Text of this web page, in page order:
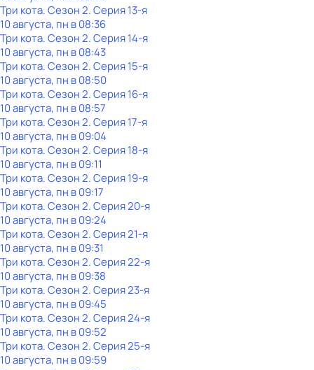
Три кота. Сезон 2. Серия 13-я
10 августа, пн в 08:36
Три кота. Сезон 2. Серия 14-я
10 августа, пн в 08:43
Три кота. Сезон 2. Серия 15-я
10 августа, пн в 08:50
Три кота. Сезон 2. Серия 16-я
10 августа, пн в 08:57
Три кота. Сезон 2. Серия 17-я
10 августа, пн в 09:04
Три кота. Сезон 2. Серия 18-я
10 августа, пн в 09:11
Три кота. Сезон 2. Серия 19-я
10 августа, пн в 09:17
Три кота. Сезон 2. Серия 20-я
10 августа, пн в 09:24
Три кота. Сезон 2. Серия 21-я
10 августа, пн в 09:31
Три кота. Сезон 2. Серия 22-я
10 августа, пн в 09:38
Три кота. Сезон 2. Серия 23-я
10 августа, пн в 09:45
Три кота. Сезон 2. Серия 24-я
10 августа, пн в 09:52
Три кота. Сезон 2. Серия 25-я
10 августа, пн в 09:59